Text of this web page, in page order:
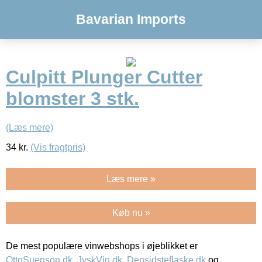
Bavarian Imports
Culpitt Plunger Cutter
blomster 3 stk.
(Læs mere)
34 kr. (Vis fragtpris)
Læs mere »
Køb nu »
De mest populære vinwebshops i øjeblikket er
OttoSuenson.dk, JyskVin.dk, Densidsteflaske.dk og